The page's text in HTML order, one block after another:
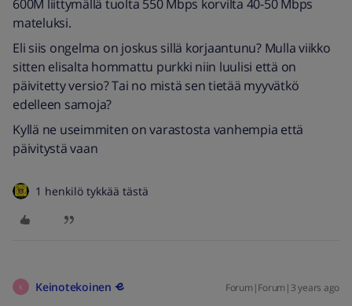
600M liittymällä tuolta 550 Mbps korvilta 40-50 Mbps
mateluksi.
Eli siis ongelma on joskus sillä korjaantunu? Mulla viikko
sitten elisalta hommattu purkki niin luulisi että on
päivitetty versio? Tai no mistä sen tietää myyvätkö
edelleen samoja?
Kyllä ne useimmiten on varastosta vanhempia että
päivitystä vaan
1 henkilö tykkää tästä
K Keinotekoinen Forum|Forum|3 years ago